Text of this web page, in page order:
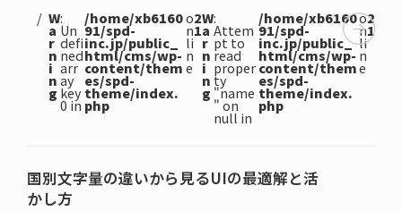
W
a
r
n
i
n
g
:
Un
defi
ned
arr
ay
key
0 in
/home/xb6160
91/spd-
inc.jp/public_
html/cms/wp-
content/them
es/spd-
theme/index.
php
o
n
li
n
e
2
1
W
a
r
n
i
n
g
:
Attem
pt to
read
proper
ty
"name
" on
null in
/home/xb6160
91/spd-
inc.jp/public_
html/cms/wp-
content/them
es/spd-
theme/index.
php
o
n
li
n
e
2
1
国別文字量の違いから見るUIの最適解と活
かし方